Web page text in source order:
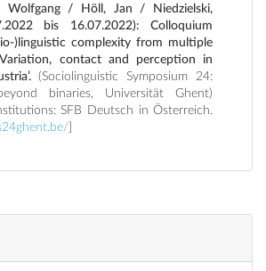
Wolfgang / Höll, Jan / Niedzielski,
bis 16.07.2022): Colloquium
)linguistic complexity from multiple
contact and perception in
(Sociolinguistic Symposium 24:
binaries, Universität Ghent)
SFB Deutsch in Österreich.